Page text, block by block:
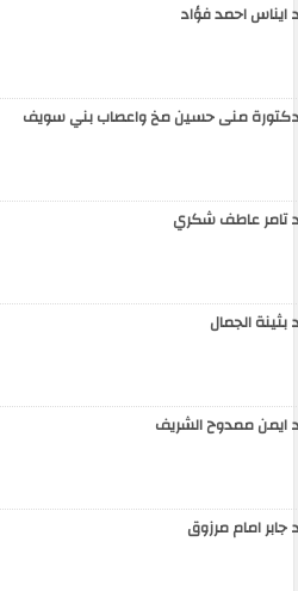
ايناس احمد فؤاد
منى حسين مخ واعصاب بني سويف
تامر عاطف شكري
بثينة الجمال
ايمن ممدوح الشريف
جابر امام مرزوق